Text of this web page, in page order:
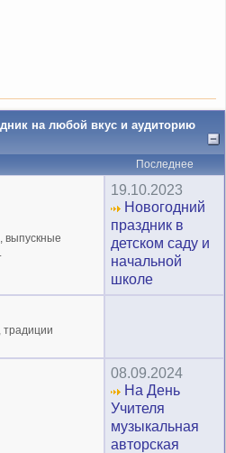
на любой вкус и аудиторию
Последнее
выпускные
19.10.2023
Новогодний
праздник в
детском саду и
начальной
школе
традиции
08.09.2024
На День
Учителя
музыкальная
авторская